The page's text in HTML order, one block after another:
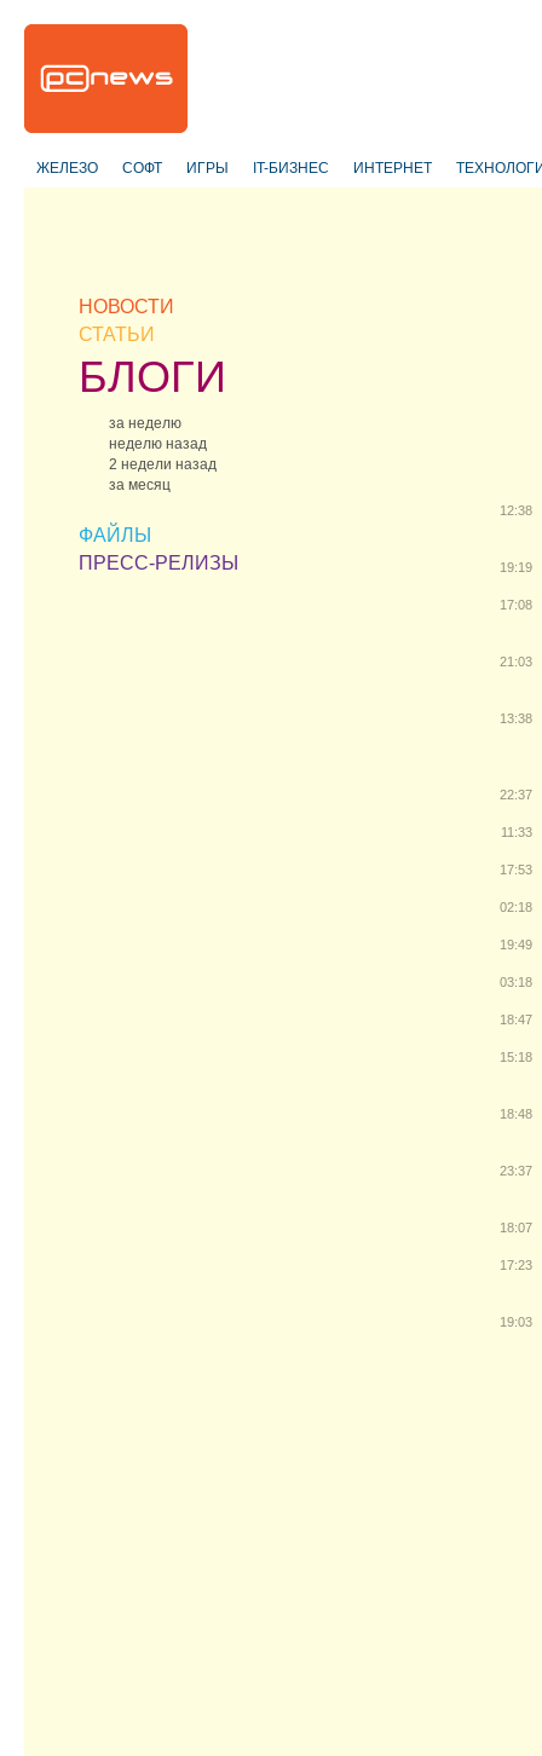
ЖЕЛЕЗО СОФТ ИГРЫ IT-БИЗНЕС ИНТЕРНЕТ
НОВОСТИ
СТАТЬИ
БЛОГИ
за неделю
неделю назад
2 недели назад
за месяц
ФАЙЛЫ
ПРЕСС-РЕЛИЗЫ
12:38
19:19
17:08
21:03
13:38
22:37
11:33
17:53
02:18
19:49
03:18
18:47
15:18
18:48
23:37
18:07
17:23
19:03